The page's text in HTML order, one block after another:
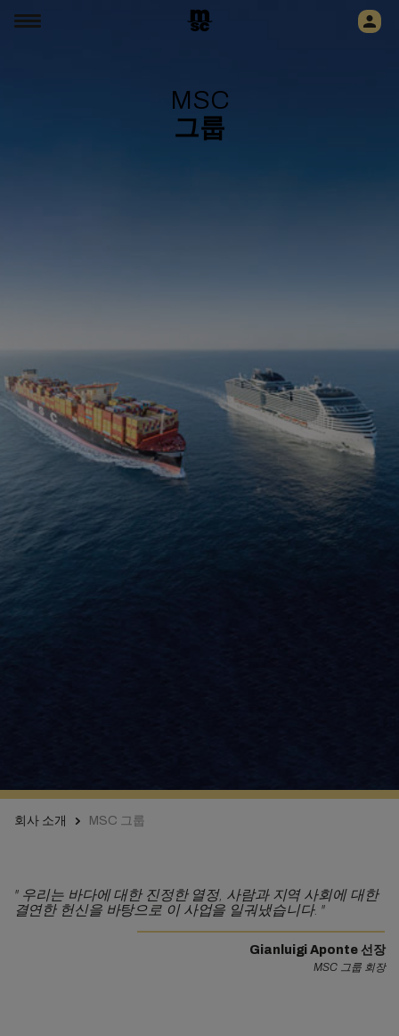
MSC
그룹
회사 소개 MSC 그룹
" 우리는 바다에 대한 진정한 열정, 사람과 지역 사회에 대한
결연한 헌신을 바탕으로 이 사업을 일궈냈습니다. "
Gianluigi Aponte 선장
MSC 그룹 회장